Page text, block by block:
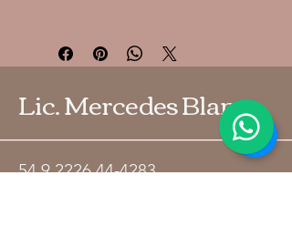
Lic. Mercedes Blanco
54 9 2226 44-4283